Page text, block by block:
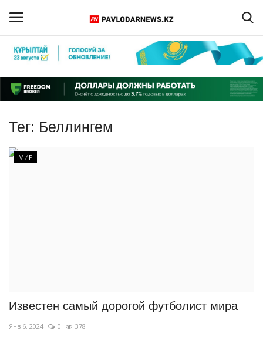
Регистрация
Главная
Обратная связь
ПАВЛОДАРСКАЯ ОБЛАСТЬ
Чек-лист
Тег: Беллингем
МИР
Известен самый дорогой футболист мира
Янв 6, 2024 0 378